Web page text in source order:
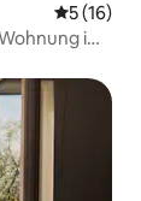
5 (16)
im